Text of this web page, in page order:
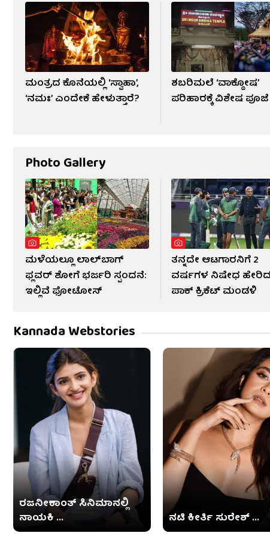
ಮಂತ್ರದ ಕೊನೆಯಲ್ಲಿ ‘ಸ್ವಾಹಾ’,
‘ನಮಃ’ ಎಂದೇಕೆ ಹೇಳುತ್ತಾರೆ?
ಶಬರಿಮಲೆ ‘ವಾಕ್ದೋಷ’
ಪರಿಹಾರಕ್ಕೆ ವಿಶೇಷ ಪೂಜೆ
Photo Gallery
ಮಳೆಯಲ್ಲೂ ಲಾಲ್‌ಬಾಗ್
ಫ್ಲವರ್ ಶೋಗೆ ಭರ್ಜರಿ ಸ್ಪಂದನೆ:
ಇಲ್ಲಿವೆ ಫೋಟೋಸ್​
ತನ್ನದೇ ಆಟಗಾರನಿಗೆ 2
ವರ್ಷಗಳ ನಿಷೇಧ ಹೇರಿದ
ಪಾಕ್ ಕ್ರಿಕೆಟ್ ಮಂಡಳಿ
Kannada Webstories
ರಜನೀಕಾಂತ್ ಸಿನಿಮಾನಲ್ಲಿ
ನಾಯಕಿ ...
ನಟಿ ಕೀರ್ತಿ ಸುರೇಶ್ ...